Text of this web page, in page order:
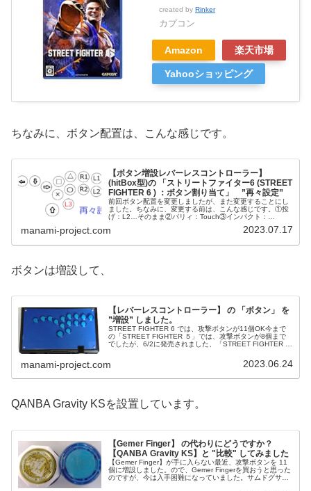
created by Rinker
カプコン
Amazon 楽天市場
Yahooショッピング
ちなみに、ボタン配置は、こんな感じです。
【ボタン増設レバーレスコントローラー】
(hitBox型)の 「ストリートファイター6 (STREET
FIGHTER 6 ) ：ボタン割り当て」 ”再々設定”
前回ボタン配置を変更しましたが、また変更することにし
ました。ちなみに、変更する前は、こんな感じです。①投
げ：L2…そのまま②パリィ：Touch③インパクト：
配置パリィとインパ...
manami-project.com 2023.07.17
ボタンは増設して、
【レバーレスコントローラー】 の 「ボタン」 を
”増設” しました。
STREET FIGHTER 6 では、攻撃ボタンが11個OK今まで
の「STREET FIGHTER ５」では、攻撃ボタンが8個まで
でしたが、6/2に発売されました、「STREET FIGHTER 6
manami-project.com 2023.06.24
QANBA Gravity KSを設置しています。
【Gemer Finger】 の代わりにどうですか？
【QANBA Gravity KS】と "比較" してみました
【Gemer Finger】が手に入らない最近、攻撃ボタンを 11
個に増設しました。ので、Gemer Fingerを買おうと思った
のですが、今は入手困難になっていました。サムドグサ復